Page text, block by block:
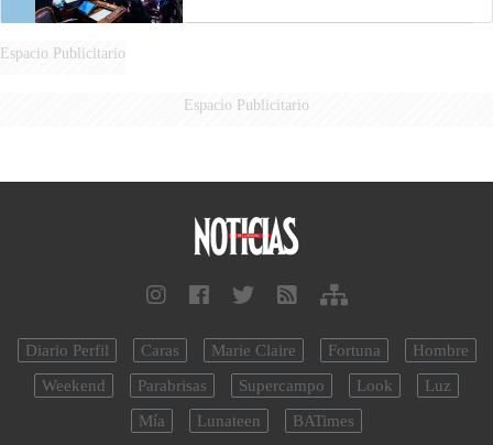
Espacio Publicitario
Espacio Publicitario
Diario Perfil Caras Marie Claire Fortuna
Hombre
Weekend
Parabrisas Supercampo Look
Luz
Mía
Lunateen BATimes